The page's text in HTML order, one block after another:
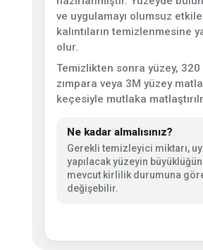
ve uygulamayı olumsuz
kalıntıların temizlenmesine
olur.
Temizlikten sonra yüzey, 320
zımpara veya 3M yüzey
keçesiyle mutlaka
Ne kadar almalısınız?
Gerekli temizleyici miktarı,
yapılacak yüzeyin
mevcut kirlilik durumuna
değişebilir.